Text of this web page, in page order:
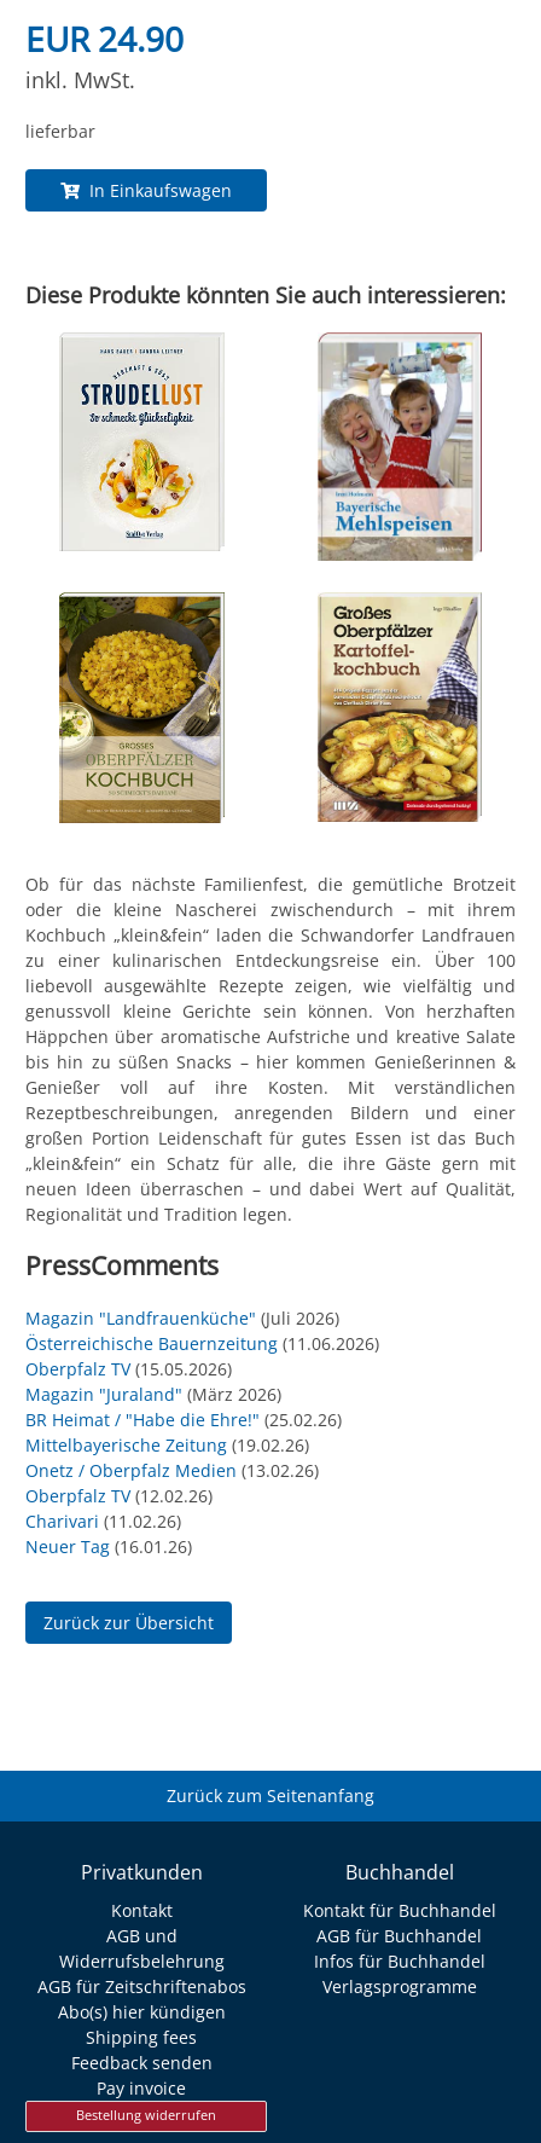
EUR 24.90
inkl. MwSt.
lieferbar
In Einkaufswagen
Diese Produkte könnten Sie auch interessieren:
Ob für das nächste Familienfest, die gemütliche Brotzeit
oder die kleine Nascherei zwischendurch – mit ihrem
Kochbuch „klein&fein“ laden die Schwandorfer Landfrauen
zu einer kulinarischen Entdeckungsreise ein. Über 100
liebevoll ausgewählte Rezepte zeigen, wie vielfältig und
genussvoll kleine Gerichte sein können. Von herzhaften
Häppchen über aromatische Aufstriche und kreative Salate
bis hin zu süßen Snacks – hier kommen Genießerinnen &
Genießer voll auf ihre Kosten. Mit verständlichen
Rezeptbeschreibungen, anregenden Bildern und einer
großen Portion Leidenschaft für gutes Essen ist das Buch
„klein&fein“ ein Schatz für alle, die ihre Gäste gern mit
neuen Ideen überraschen – und dabei Wert auf Qualität,
Regionalität und Tradition legen.
PressComments
Magazin "Landfrauenküche" (Juli 2026)
Österreichische Bauernzeitung (11.06.2026)
Oberpfalz TV(15.05.2026)
Magazin "Juraland" (März 2026)
BR Heimat / "Habe die Ehre!" (25.02.26)
Mittelbayerische Zeitung (19.02.26)
Onetz / Oberpfalz Medien (13.02.26)
Oberpfalz TV(12.02.26)
Charivari (11.02.26)
Neuer Tag (16.01.26)
Zurück zur Übersicht
Zurück zum Seitenanfang
Privatkunden
Kontakt
AGB und
Widerrufsbelehrung
AGB für Zeitschriftenabos
Abo(s) hier kündigen
Shipping fees
Feedback senden
Pay invoice
Bestellung widerrufen
Buchhandel
Kontakt für Buchhandel
AGB für Buchhandel
Infos für Buchhandel
Verlagsprogramme